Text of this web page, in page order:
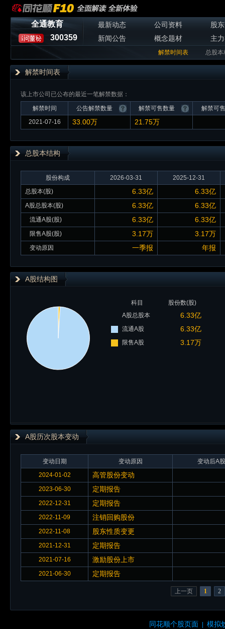
全通教育
300359
最新动态 公司资料
股
新闻公告
概念题材 主
解禁时间表 总股本
解禁时间表
该上市公司已公布的最近一笔解禁数据：
解禁时间
公告解禁数量 解禁可售数量
解禁可
2021-07-16
33.00万 21.75万
总股本结构
股份构成 2026-03-31
2025-12-31
总股本(股)
6.33亿 6.33亿
A股总股本(股) 6.33亿 6.33亿
流通A股(股) 6.33亿 6.33亿
限售A股(股) 3.17万 3.17万
变动原因 一季报 年报
A股结构图
科目
股份数(股)
A股总股本
6.33亿
流通A股 6.33亿
限售A股 3.17万
A股历次股本变动
变动日期 变动原因
变动后A
2024-01-02
高管股份变动
2023-06-30 定期报告
2022-12-31 定期报告
2022-11-09 注销回购股份
2022-11-08 股东性质变更
2021-12-31 定期报告
2021-07-16 激励股份上市
2021-06-30 定期报告
上一页 1 2
同花顺个股页面 模拟